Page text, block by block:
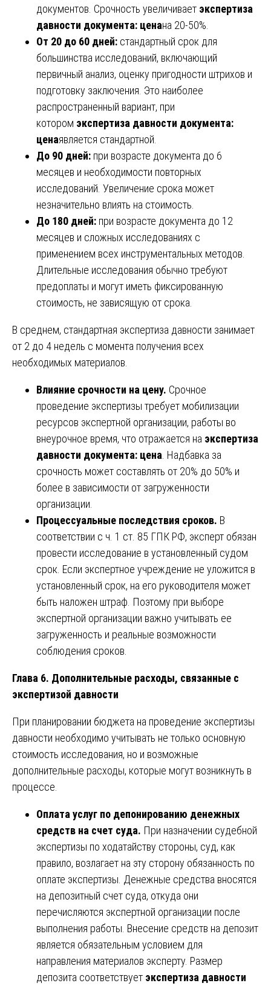
документов. Срочность увеличивает экспертиза
давности документа: ценана 20-50%.
От 20 до 60 дней: стандартный срок для
большинства исследований, включающий
первичный анализ, оценку пригодности штрихов и
подготовку заключения. Это наиболее
распространенный вариант, при
котором экспертиза давности документа:
ценаявляется стандартной.
До 90 дней: при возрасте документа до 6
месяцев и необходимости повторных
исследований. Увеличение срока может
незначительно влиять на стоимость.
До 180 дней: при возрасте документа до 12
месяцев и сложных исследованиях с
применением всех инструментальных методов.
Длительные исследования обычно требуют
предоплаты и могут иметь фиксированную
стоимость, не зависящую от срока.
В среднем, стандартная экспертиза давности занимает
от 2 до 4 недель с момента получения всех
необходимых материалов.
Влияние срочности на цену. Срочное
проведение экспертизы требует мобилизации
ресурсов экспертной организации, работы во
внеурочное время, что отражается на экспертиза
давности документа: цена . Надбавка за
срочность может составлять от 20% до 50% и
более в зависимости от загруженности
организации.
Процессуальные последствия сроков. В
соответствии с ч. 1 ст. 85 ГПК РФ, эксперт обязан
провести исследование в установленный судом
срок. Если экспертное учреждение не уложится в
установленный срок, на его руководителя может
быть наложен штраф. Поэтому при выборе
экспертной организации важно учитывать ее
загруженность и реальные возможности
соблюдения сроков.
Глава 6. Дополнительные расходы, связанные с
экспертизой давности
При планировании бюджета на проведение экспертизы
давности необходимо учитывать не только основную
стоимость исследования, но и возможные
дополнительные расходы, которые могут возникнуть в
процессе.
Оплата услуг по депонированию денежных
средств на счет суда. При назначении судебной
экспертизы по ходатайству стороны, суд, как
правило, возлагает на эту сторону обязанность по
оплате экспертизы. Денежные средства вносятся
на депозитный счет суда, откуда они
перечисляются экспертной организации после
выполнения работы. Внесение средств на депозит
является обязательным условием для
направления материалов эксперту. Размер
депозита соответствует экспертиза давности